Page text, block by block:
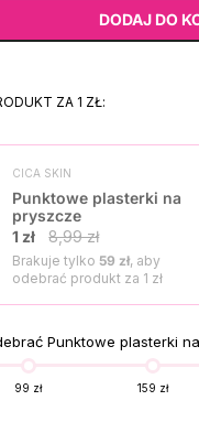
DODAJ DO
ZA 1 ZŁ:
CICA SKIN
Punktowe plasterki na
pryszcze
1 zł
8,99 zł
Brakuje tylko 59 zł, aby
odebrać produkt za 1 zł
Punktowe plasterki
99 zł 159 zł